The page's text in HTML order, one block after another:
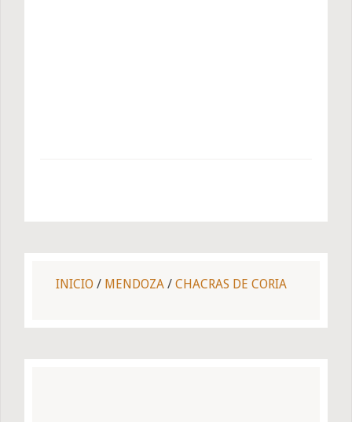
INICIO / MENDOZA / CHACRAS DE CORIA